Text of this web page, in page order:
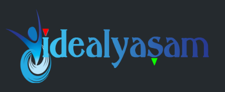
MAGAZIN
SAĞLIK
SOSYAL HABER